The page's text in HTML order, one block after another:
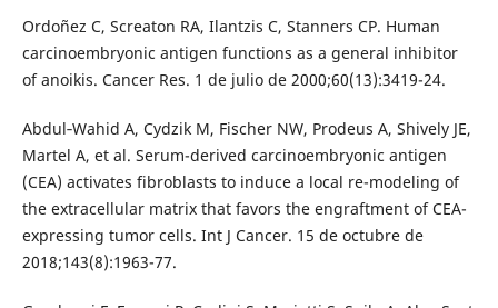
Ordoñez C, Screaton RA, Ilantzis C, Stanners CP. Human
carcinoembryonic antigen functions as a general inhibitor
of anoikis. Cancer Res. 1 de julio de 2000;60(13):3419-24.
Abdul‐Wahid A, Cydzik M, Fischer NW, Prodeus A, Shively JE,
Martel A, et al. Serum-derived carcinoembryonic antigen
(CEA) activates fibroblasts to induce a local re-modeling of
the extracellular matrix that favors the engraftment of CEA-
expressing tumor cells. Int J Cancer. 15 de octubre de
2018;143(8):1963-77.